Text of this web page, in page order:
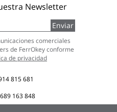
Newsletter
Enviar
comerciales
de FerrOkey conforme
de privacidad
815 681
689 163 848